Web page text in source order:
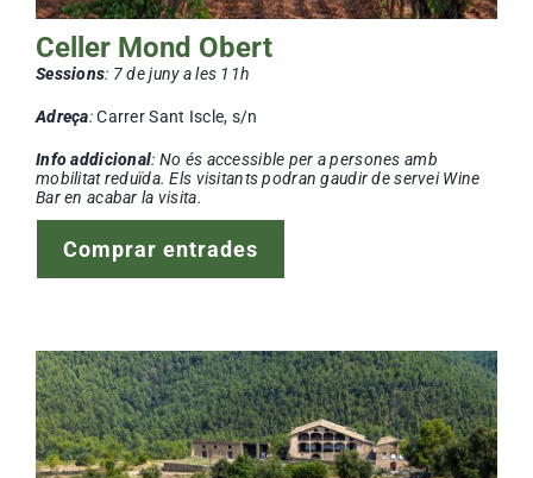
Celler Mond Obert
Sessions: 7 de juny a les 11h
Adreça:Carrer Sant Iscle, s/n
Info addicional: No és accessible per a persones amb
mobilitat reduïda. Els visitants podran gaudir de servei Wine
Bar en acabar la visita.
Comprar entrades